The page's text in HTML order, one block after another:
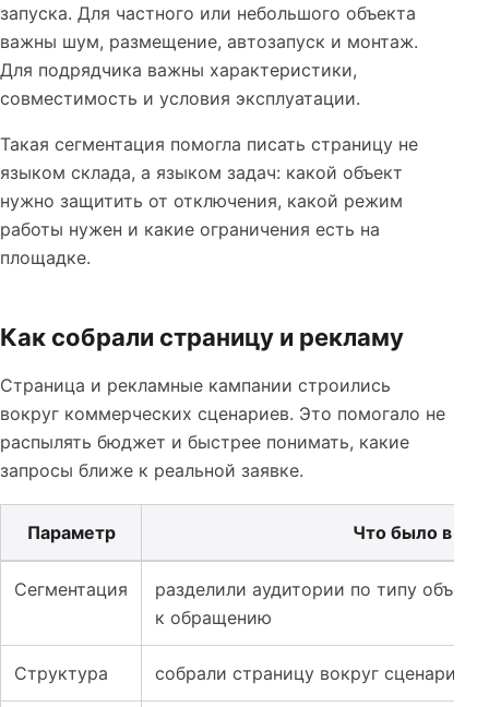
запуска. Для частного или небольшого объекта
важны шум, размещение, автозапуск и монтаж.
Для подрядчика важны характеристики,
совместимость и условия эксплуатации.
Такая сегментация помогла писать страницу не
языком склада, а языком задач: какой объект
нужно защитить от отключения, какой режим
работы нужен и какие ограничения есть на
площадке.
Как собрали страницу и рекламу
Страница и рекламные кампании строились
вокруг коммерческих сценариев. Это помогало не
распылять бюджет и быстрее понимать, какие
запросы ближе к реальной заявке.
Параметр Что было в
Сегментация
разделили аудитории по типу
к обращению
Структура собрали страницу вокруг сценариев